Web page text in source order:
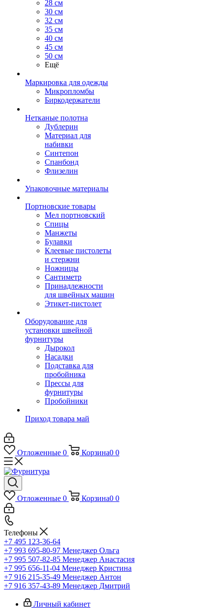
28 см
30 см
32 см
35 см
40 см
45 см
50 см
Ещё
Маркировка для одежды
Микропломбы
Биркодержатели
Нетканые полотна
Дублерин
Материал для
набивки
Синтепон
Спанбонд
Флизелин
Упаковочные материалы
Портновские товары
Мел портновский
Спицы
Манжеты
Булавки
Клеевые пистолеты
и стержни
Ножницы
Сантиметр
Принадлежности
для швейных машин
Этикет-пистолет
Оборудование для
установки швейной
фурнитуры
Дырокол
Насадки
Подставка для
пробойника
Прессы для
фурнитуры
Пробойники
Приход товара май
Отложенные 0 Корзина0 0
Отложенные 0 Корзина0 0
Телефоны
+7 495 123-36-64
+7 993 695-80-97 Менеджер Ольга
+7 995 507-82-85 Менеджер Анастасия
+7 995 656-11-04 Менеджер Кристина
+7 916 215-35-49 Менеджер Антон
+7 916 357-43-89 Менеджер Дмитрий
Личный кабинет